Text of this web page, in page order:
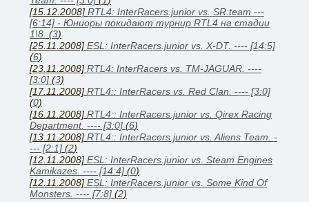
[15.12.2008] RTL4: InterRacers.junior vs. SR:team ---
[6:14] - Юниоры покидают турнир RTL4 на стадии
1\8. (3)
[25.11.2008] ESL: InterRacers.junior vs. X-DT. ---- [14:5]
(6)
[23.11.2008] RTL4: InterRacers vs. TM-JAGUAR. ----
[3:0] (3)
[17.11.2008] RTL4:: InterRacers vs. Red Clan. ---- [3:0]
(0)
[16.11.2008] RTL4:: InterRacers.junior vs. Qirex Racing
Department. ---- [3:0] (6)
[13.11.2008] RTL4:: InterRacers.junior vs. Aliens Team. -
--- [2:1] (2)
[12.11.2008] ESL: InterRacers.junior vs. Steam Engines
Kamikazes. ---- [14:4] (0)
[12.11.2008] ESL: InterRacers.junior vs. Some Kind Of
Monsters. ---- [7:8] (2)